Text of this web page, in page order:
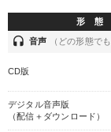
形 態
headset 音声 （どの形態で
CD版
デジタル音声版
（配信＋ダウンロード）